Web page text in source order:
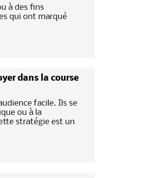
à des fins
qui ont marqué
dans la course
facile. Ils se
ou à la
stratégie est un